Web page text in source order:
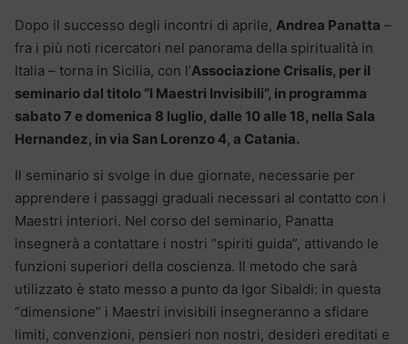
Dopo il successo degli incontri di aprile, Andrea Panatta –
fra i più noti ricercatori nel panorama della spiritualità in
Italia – torna in Sicilia, con l’Associazione Crisalis, per il
seminario dal titolo “I Maestri Invisibili”, in programma
sabato 7 e domenica 8 luglio, dalle 10 alle 18, nella Sala
Hernandez, in via San Lorenzo 4, a Catania.
Il seminario si svolge in due giornate, necessarie per
apprendere i passaggi graduali necessari al contatto con i
Maestri interiori. Nel corso del seminario, Panatta
insegnerà a contattare i nostri “spiriti guida”, attivando le
funzioni superiori della coscienza. Il metodo che sarà
utilizzato è stato messo a punto da Igor Sibaldi: in questa
“dimensione” i Maestri invisibili insegneranno a sfidare
limiti, convenzioni, pensieri non nostri, desideri ereditati e